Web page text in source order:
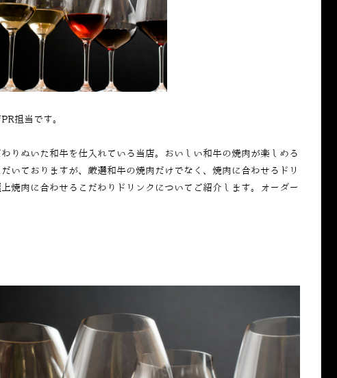
担当です。
りぬいた和牛を仕入れている当店。おいしい和牛の焼肉が楽しめる
いておりますが、厳選和牛の焼肉だけでなく、焼肉に合わせるドリ
焼肉に合わせるこだわりドリンクについてご紹介します。オーダー